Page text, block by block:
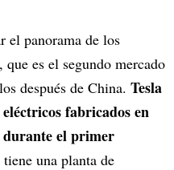
el panorama de los
es el segundo mercado
después de China. Tesla
fabricados en
el primer
una planta de